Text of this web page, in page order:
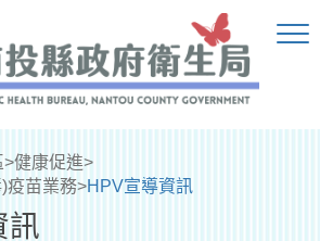
>健康促進>
疫苗業務>HPV宣導資訊
訊